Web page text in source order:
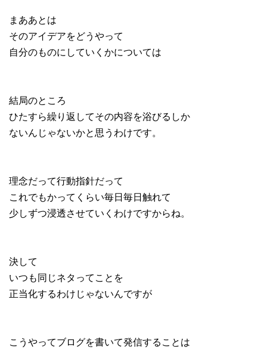
まああとは
そのアイデアをどうやって
自分のものにしていくかについては
結局のところ
ひたすら繰り返してその内容を浴びるしか
ないんじゃないかと思うわけです。
理念だって行動指針だって
これでもかってくらい毎日毎日触れて
少しずつ浸透させていくわけですからね。
決して
いつも同じネタってことを
正当化するわけじゃないんですが
こうやってブログを書いて発信することは